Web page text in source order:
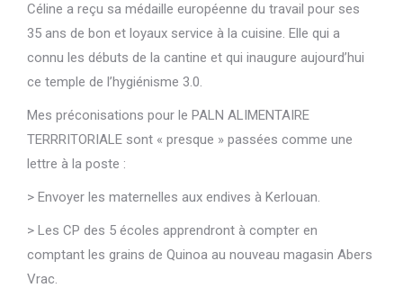
Céline a reçu sa médaille européenne du travail pour ses
35 ans de bon et loyaux service à la cuisine. Elle qui a
connu les débuts de la cantine et qui inaugure aujourd’hui
ce temple de l’hygiénisme 3.0.
Mes préconisations pour le PALN ALIMENTAIRE
TERRRITORIALE sont « presque » passées comme une
lettre à la poste :
> Envoyer les maternelles aux endives à Kerlouan.
> Les CP des 5 écoles apprendront à compter en
comptant les grains de Quinoa au nouveau magasin Abers
Vrac.